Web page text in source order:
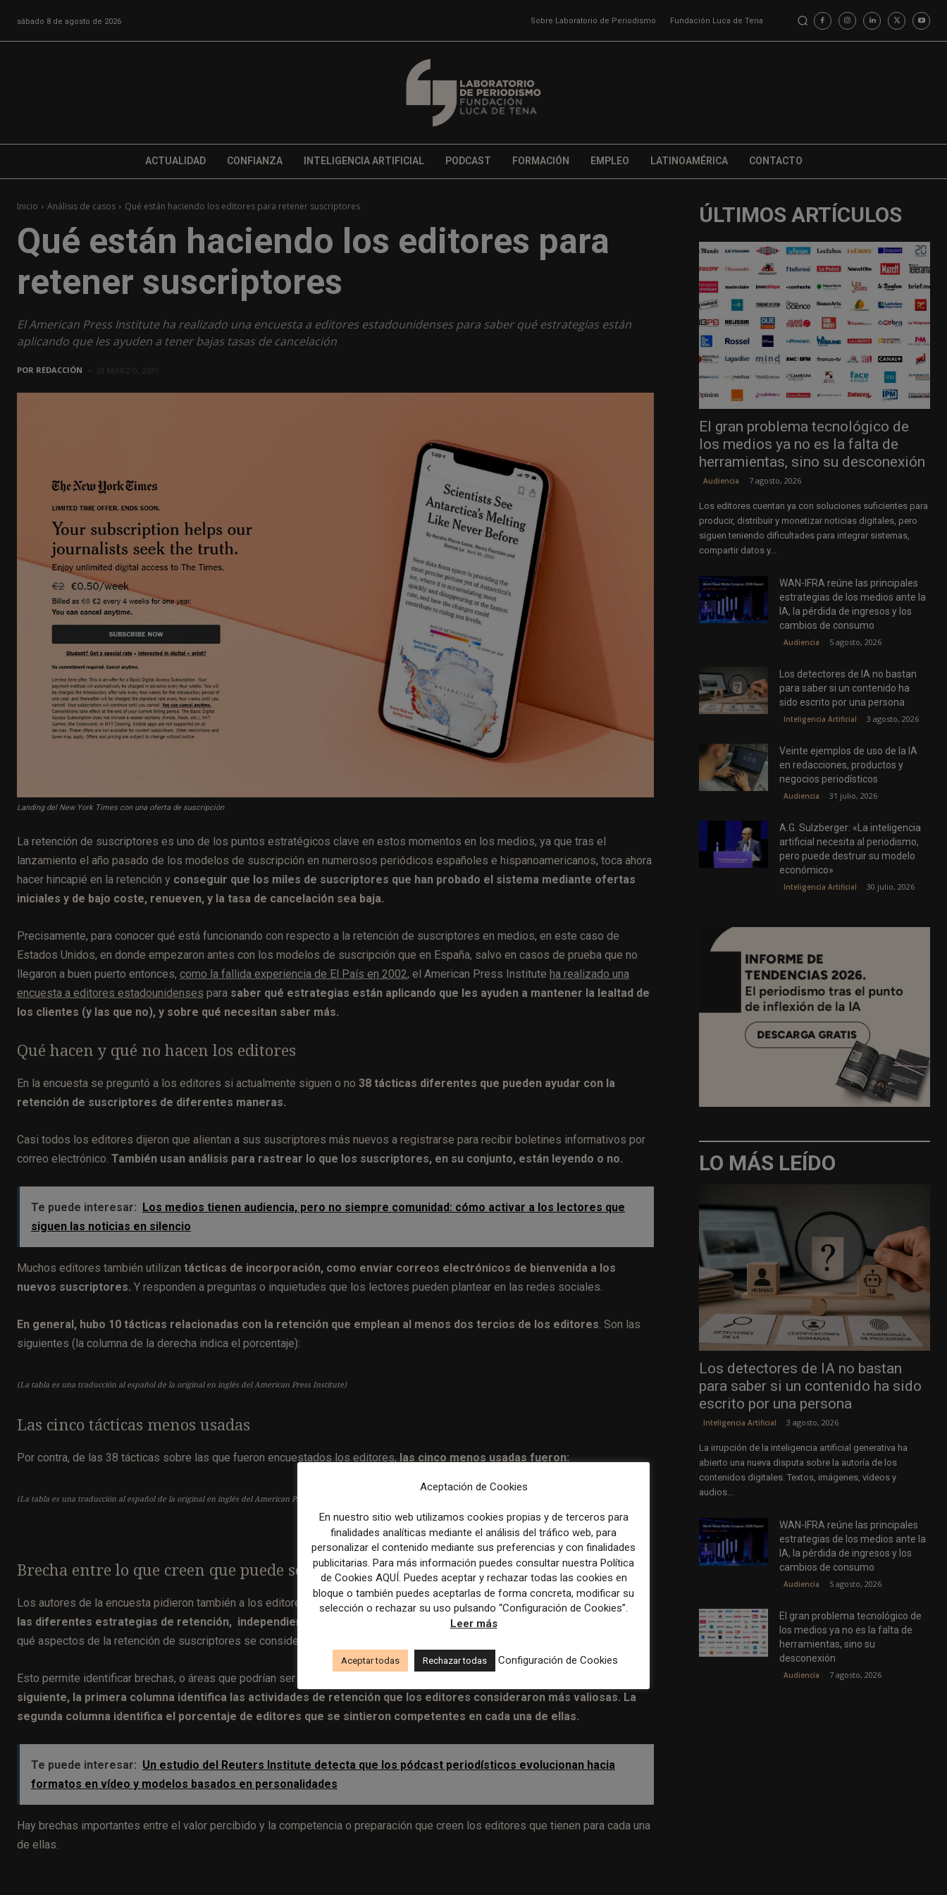
sábado 8 de agosto de 2026 Sobre Laboratorio de Periodismo Fundación Luca de Tena
ACTUALIDAD CONFIANZA INTELIGENCIA ARTIFICIAL PODCAST FORMACIÓN EMPLEO LATINOAMÉRICA CONTACTO
Inicio Análisis de casos Qué están haciendo los editores para retener suscriptores
Qué están haciendo los editores para
retener suscriptores
El American Press Institute ha realizado una encuesta a editores estadounidenses para saber qué estrategias están
aplicando que les ayuden a tener bajas tasas de cancelación
POR REDACCIÓN
Landing del New York Times con una oferta de suscripción
La retención de suscriptores es uno de los puntos estratégicos clave en estos momentos en los medios, ya que tras el
lanzamiento el año pasado de los modelos de suscripción en numerosos periódicos españoles e hispanoamericanos, toca ahora
hacer hincapié en la retención y conseguir que los miles de suscriptores que han probado el sistema mediante ofertas
iniciales y de bajo coste, renueven, y la tasa de cancelación sea baja.
Precisamente, para conocer qué está funcionando con respecto a la retención de suscriptores en medios, en este caso de
Estados Unidos, en donde empezaron antes con los modelos de suscripción que en España, salvo en casos de prueba que no
llegaron a buen puerto entonces, como la fallida experiencia de El País en 2002, el American Press Institute ha realizado una
encuesta a editores estadounidenses para saber qué estrategias están aplicando que les ayuden a mantener la lealtad de
los clientes (y las que no), y sobre qué necesitan saber más.
Qué hacen y qué no hacen los editores
En la encuesta se preguntó a los editores si actualmente siguen o no 38 tácticas diferentes que pueden ayudar con la
retención de suscriptores de diferentes maneras.
Casi todos los editores dijeron que alientan a sus suscriptores más nuevos a registrarse para recibir boletines informativos por
correo electrónico. También usan análisis para rastrear lo que los suscriptores, en su conjunto, están leyendo o no.
Te puede interesar: Los medios tienen audiencia, pero no siempre comunidad: cómo activar a los lectores que
siguen las noticias en silencio
Muchos editores también utilizan tácticas de incorporación, como enviar correos electrónicos de bienvenida a los
nuevos suscriptores. Y responden a preguntas o inquietudes que los lectores pueden plantear en las redes sociales.
En general, hubo 10 tácticas relacionadas con la retención que emplean al menos dos tercios de los editores . Son las
siguientes (la columna de la derecha indica el porcentaje):
(La tabla es una traducción al español de la original en inglés del American Press Institute)
Las cinco tácticas menos usadas
Por contra, de las 38 tácticas sobre las que fueron encuestados los editores, las cinco menos usadas fueron:
(La tabla es una traducción al español de la original en inglés del American Press Institute)
Brecha entre lo que creen que puede ser útil y aquello en lo que se sienten capacitados
Los autores de la encuesta pidieron también a los editores que dijeran
cuánto valor potencial pensaban que podrían tener
las diferentes estrategias de retención, independientemente de si estaban aplicándolas o no.
qué aspectos de la retención de suscriptores se consideran más importantes.
Esto permite identificar brechas, o áreas que podrían ser valiosas y que muchos editores no están aprovechando.
siguiente, la primera columna identifica las actividades de retención que los editores consideraron más valiosas. La
segunda columna identifica el porcentaje de editores que se sintieron competentes en cada una de ellas.
Te puede interesar: Un estudio del Reuters Institute detecta que los pódcast periodísticos evolucionan hacia
formatos en vídeo y modelos basados en personalidades
Hay brechas importantes entre el valor percibido y la competencia o preparación que creen los editores que tienen para cada una
de ellas.
ÚLTIMOS ARTÍCULOS
El gran problema tecnológico de
los medios ya no es la falta de
herramientas, sino su desconexión
Audiencia 7 agosto, 2026
Los editores cuentan ya con soluciones suficientes para
producir, distribuir y monetizar noticias digitales, pero
siguen teniendo dificultades para integrar sistemas,
compartir datos y...
WAN-IFRA reúne las principales
estrategias de los medios ante la
IA, la pérdida de ingresos y los
cambios de consumo
Audiencia 5 agosto, 2026
Los detectores de IA no bastan
para saber si un contenido ha
sido escrito por una persona
Inteligencia Artificial 3 agosto, 2026
Veinte ejemplos de uso de la IA
en redacciones, productos y
negocios periodísticos
Audiencia 31 julio, 2026
A.G. Sulzberger: «La inteligencia
artificial necesita al periodismo,
pero puede destruir su modelo
económico»
Inteligencia Artificial 30 julio, 2026
LO MÁS LEÍDO
Los detectores de IA no bastan
para saber si un contenido ha sido
escrito por una persona
Inteligencia Artificial 3 agosto, 2026
La irrupción de la inteligencia artificial generativa ha
abierto una nueva disputa sobre la autoría de los
contenidos digitales. Textos, imágenes, vídeos y
audios...
WAN-IFRA reúne las principales
estrategias de los medios ante la
IA, la pérdida de ingresos y los
cambios de consumo
Audiencia 5 agosto, 2026
El gran problema tecnológico de
los medios ya no es la falta de
herramientas, sino su
desconexión
Audiencia 7 agosto, 2026
Aceptación de Cookies
En nuestro sitio web utilizamos cookies propias y de terceros para
finalidades analíticas mediante el análisis del tráfico web, para
personalizar el contenido mediante sus preferencias y con finalidades
publicitarias. Para más información puedes consultar nuestra Política
de Cookies AQUÍ. Puedes aceptar y rechazar todas las cookies en
bloque o también puedes aceptarlas de forma concreta, modificar su
selección o rechazar su uso pulsando “Configuración de Cookies”.
Leer más
Aceptar todas Rechazar todas Configuración de Cookies